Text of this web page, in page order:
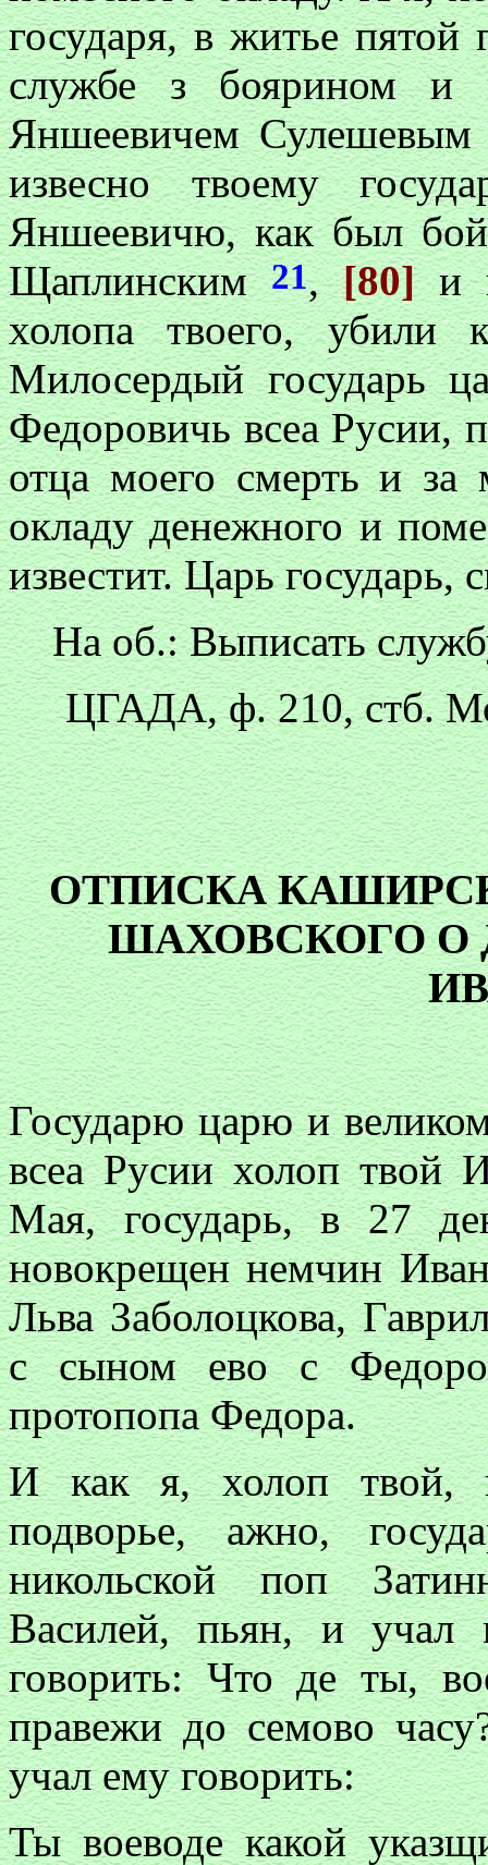
государя, в житье пятой
службе з боярином и
Яншеевичем
извесно твоему
Яншеевичю, как был
Щаплинским21,[80]и
холопа твоего, убили
Милосердый государь
Федоровичь всеа Русии,
отца моего смерть и
окладу денежного и
известит. Царь государь,
На об.: Выписать
ЦГАДА, ф. 210, стб.
ОТПИСКА
ШАХОВСКОГО О
Государю царю и
всеа Русии холоп твой
Мая, государь, в 27
новокрещен немчин
Льва Заболоцкова,
с сыном ево с
протопопа Федора.
И как я, холоп твой,
подворье, ажно,
никольской поп
Василей, пьян, и учал
говорить: Что де ты,
правежи до семово
учал ему говорить:
Ты воеводе какой